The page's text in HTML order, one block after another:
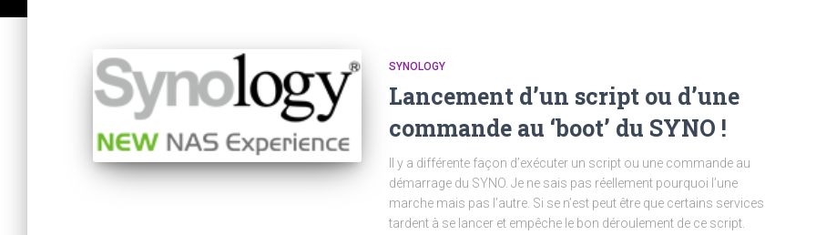
SYNOLOGY
Lancement d’un script ou d’une
commande au ‘boot’ du SYNO !
Il y a différente façon d’exécuter un script ou une commande au
démarrage du SYNO. Je ne sais pas réellement pourquoi l’une
marche mais pas l’autre. Si se n’est peut être que certains services
tardent à se lancer et empêche le bon déroulement de ce script.